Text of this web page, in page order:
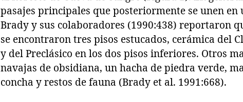
pasajes principales que posteriormente se unen
Brady y sus colaboradores (1990:438) reportaron
se encontraron tres pisos estucados, cerámica del
y del Preclásico en los dos pisos inferiores. Otros
navajas de obsidiana, un hacha de piedra verde,
concha y restos de fauna (Brady et al. 1991:668).